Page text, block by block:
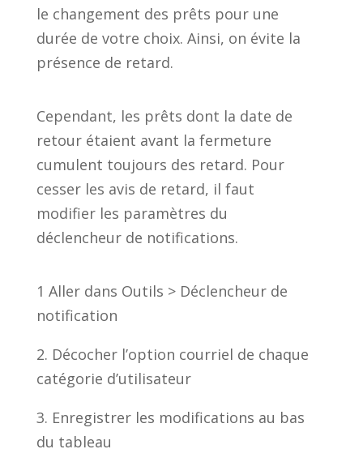
le changement des prêts pour une
durée de votre choix. Ainsi, on évite la
présence de retard.
Cependant, les prêts dont la date de
retour étaient avant la fermeture
cumulent toujours des retard. Pour
cesser les avis de retard, il faut
modifier les paramètres du
déclencheur de notifications.
1 Aller dans Outils > Déclencheur de
notification
2. Décocher l’option courriel de chaque
catégorie d’utilisateur
3. Enregistrer les modifications au bas
du tableau